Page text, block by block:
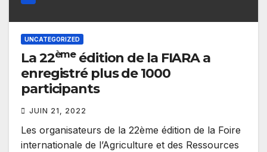
UNCATEGORIZED
La 22èmeédition de la FIARA a
enregistré plus de 1000
participants
JUIN 21, 2022
Les organisateurs de la 22ème édition de la Foire
internationale de l’Agriculture et des Ressources